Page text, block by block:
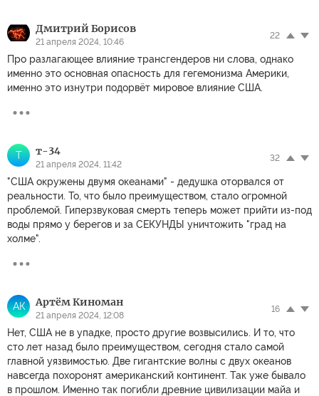
Дмитрий Борисов
21 апреля 2024, 10:46
22
Про разлагающее влияние трансгендеров ни слова, однако
именно это основная опасность для гегемонизма Америки,
именно это изнутри подорвёт мировое влияние США.
Т т-34
21 апреля 2024, 11:42
32
"США окружены двумя океанами" - дедушка оторвался от
реальности. То, что было преимуществом, стало огромной
проблемой. Гиперзвуковая смерть теперь может прийти из-под
воды прямо у берегов и за СЕКУНДЫ уничтожить "град на
холме".
АК Артём Киноман
21 апреля 2024, 12:08
16
Нет, США не в упадке, просто другие возвысились. И то, что
сто лет назад было преимуществом, сегодня стало самой
главной уязвимостью. Две гигантские волны с двух океанов
навсегда похоронят американский континент. Так уже бывало
в прошлом. Именно так погибли древние цивилизации майа и